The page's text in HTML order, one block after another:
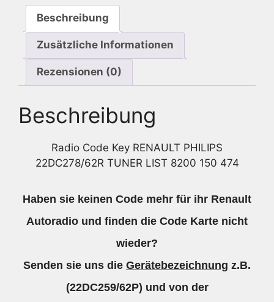
150
Menge
Beschreibung
Zusätzliche Informationen
Rezensionen (0)
Beschreibung
Radio Code Key RENAULT PHILIPS
22DC278/62R TUNER LIST 8200 150 474
Haben sie keinen Code mehr für ihr Renault
Autoradio und finden die Code Karte nicht
wieder?
Senden sie uns die Gerätebezeichnung z.B.
(22DC259/62P) und von der